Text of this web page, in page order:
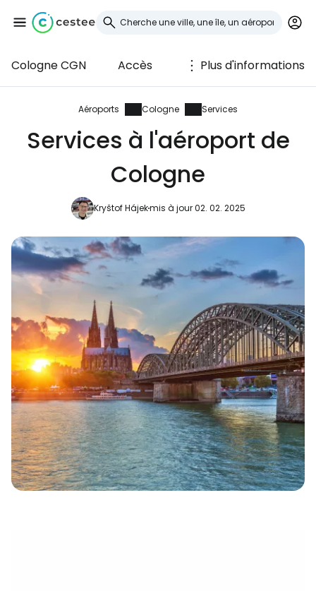
Cologne CGN Accès Plus d'informations
Aéroports Cologne Services
Services à l'aéroport de
Cologne
Kryštof Hájekmis à jour 02. 02. 2025
Se connecter à
Cestee
... la communauté mondiale des voyageurs
Continuer avec Google
Continuer avec Facebook
Poursuivre avec le courrier
électronique